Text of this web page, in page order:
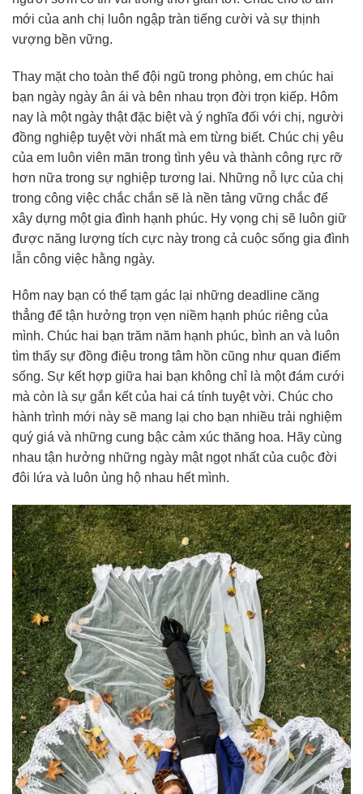
mới của anh chị luôn ngập tràn tiếng cười và sự thịnh
vượng bền vững.
Thay mặt cho toàn thể đội ngũ trong phòng, em chúc hai
bạn ngày ngày ân ái và bên nhau trọn đời trọn kiếp. Hôm
nay là một ngày thật đặc biệt và ý nghĩa đối với chị, người
đồng nghiệp tuyệt vời nhất mà em từng biết. Chúc chị yêu
của em luôn viên mãn trong tình yêu và thành công rực rỡ
hơn nữa trong sự nghiệp tương lai. Những nỗ lực của chị
trong công việc chắc chắn sẽ là nền tảng vững chắc để
xây dựng một gia đình hạnh phúc. Hy vọng chị sẽ luôn giữ
được năng lượng tích cực này trong cả cuộc sống gia đình
lẫn công việc hằng ngày.
Hôm nay bạn có thể tạm gác lại những deadline căng
thẳng để tận hưởng trọn vẹn niềm hạnh phúc riêng của
mình. Chúc hai bạn trăm năm hạnh phúc, bình an và luôn
tìm thấy sự đồng điệu trong tâm hồn cũng như quan điểm
sống. Sự kết hợp giữa hai bạn không chỉ là một đám cưới
mà còn là sự gắn kết của hai cá tính tuyệt vời. Chúc cho
hành trình mới này sẽ mang lại cho bạn nhiều trải nghiệm
quý giá và những cung bậc cảm xúc thăng hoa. Hãy cùng
nhau tận hưởng những ngày mật ngọt nhất của cuộc đời
đôi lứa và luôn ủng hộ nhau hết mình.